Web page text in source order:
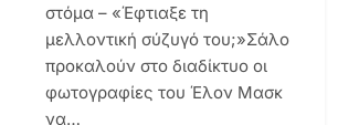
στόμα – «Έφτιαξε τη
μελλοντική σύζυγό του;»Σάλο
προκαλούν στο διαδίκτυο οι
φωτογραφίες του Έλον Μασκ
να…